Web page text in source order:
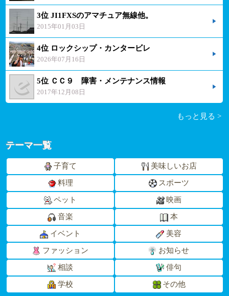
3位 JI1FXSのアマチュア無線他。
2015年01月03日
4位 ロックシップ・カンタービレ
2026年07月16日
5位 ＣＣ９ 障害・メンテナンス情報
2017年12月08日
もっと見る >
テーマ一覧
子育て 美味しいお店
料理 スポーツ
ペット 映画
音楽 本
イベント 美容
ファッション お知らせ
相談 俳句
学校 その他